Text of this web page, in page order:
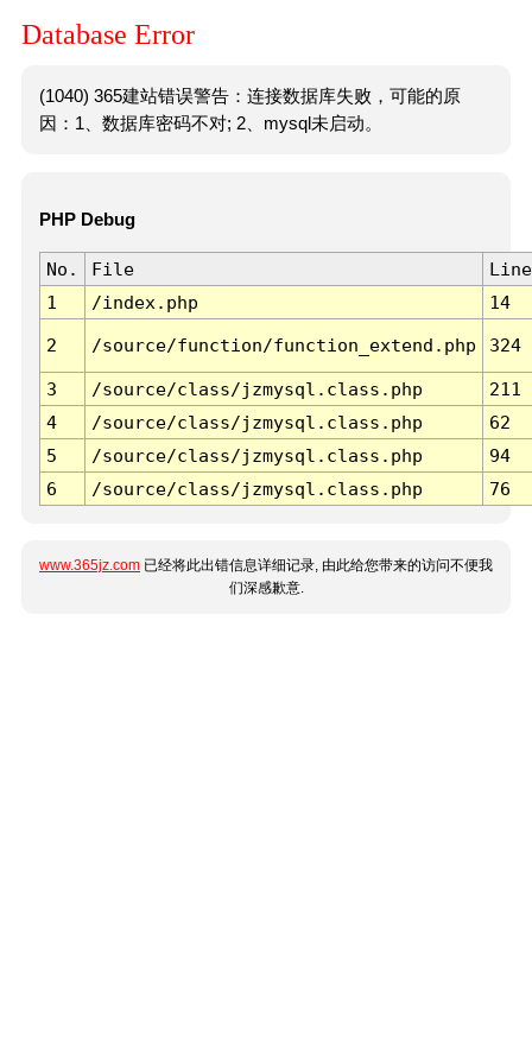
Database Error
(1040) 365建站错误警告：连接数据库失败，可能的原
因：1、数据库密码不对; 2、mysql未启动。
PHP Debug
No. File
Line
1
/index.php 14
2 /source/function/function_extend.php 324
3 /source/class/jzmysql.class.php
211
4
/source/class/jzmysql.class.php
62
5
/source/class/jzmysql.class.php
94
6
/source/class/jzmysql.class.php 76
www.365jz.com 已经将此出错信息详细记录, 由此给您带来的访问不便我
们深感歉意.